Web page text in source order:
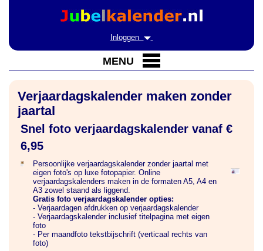
Inloggen
MENU
Verjaardagskalender maken zonder
jaartal
Snel foto verjaardagskalender vanaf €
6,95
Persoonlijke verjaardagskalender zonder jaartal met
eigen foto's op luxe fotopapier. Online
verjaardagskalenders maken in de formaten A5, A4 en
A3 zowel staand als liggend.
Gratis foto verjaardagskalender opties:
- Verjaardagen afdrukken op verjaardagskalender
- Verjaardagskalender inclusief titelpagina met eigen
foto
- Per maandfoto tekstbijschrift (verticaal rechts van
foto)